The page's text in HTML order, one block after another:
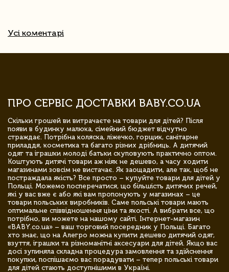
Усі коментарі
ПРО СЕРВІС ДОСТАВКИ BABY.CO.UA
Скільки грошей ви витрачаєте на товари для дітей? Після
появи в будинку малюка, сімейний бюджет відчутно
страждає. Потрібна коляска, ліжечко, горщик, санітарне
приладдя, косметика та багато різних дрібниць. А дитячий
одяг та іграшки молоді батьки скуповують практично оптом.
Коштують дитячі товари аж ніяк не дешево, а часу ходити
магазинами зовсім не вистачає. Як заощадити, але так, щоб не
постраждала якість? Все просто – купуйте товари для дітей у
Польщі. Можемо посперечатися, що більшість дитячих речей,
які у вас вже є або які вам пропонують у магазинах – це
товари польських виробників. Саме польські товари мають
оптимальне співвідношення ціни та якості. А вибрати все, що
потрібно, ви можете на нашому сайті. Інтернет-магазин
«BABY.co.ua» – ваш торговий посередник у Польщі. Багато
хто знає, що на Алегро можна купити дешево дитячий одяг,
взуття, іграшки та різноманітні аксесуари для дітей. Якщо вас
досі зупиняла складна процедура замовлення та здійснення
покупки, поспішаємо вас порадувати – тепер польські товари
для дітей стають доступнішими в Україні.